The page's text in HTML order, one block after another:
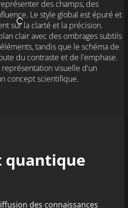
quantique
des connaissances